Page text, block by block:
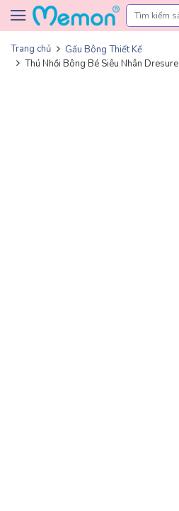
Skip to content
Trang chủ
Gấu Bông Thiết Kế
Thú Nhồi Bông Bé Siêu Nhân Dresure